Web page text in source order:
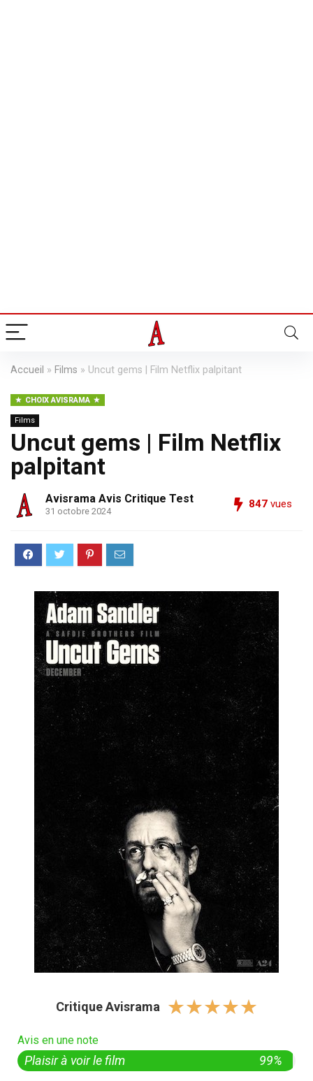
Accueil » Films » Uncut gems | Film Netflix palpitant
CHOIX AVISRAMA
Films
Uncut gems | Film Netflix
palpitant
Avisrama Avis Critique Test
31 octobre 2024
847 vues
Critique Avisrama ☆☆☆☆☆
Avis en une note
Plaisir à voir le film 99%